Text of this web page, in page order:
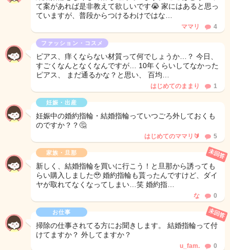
て案があれば是非教えて欲しいです😭 家にはあると思っ
ていますが、普段からつけるわけではな…
ママリ 4
ファッション・コスメ
ピアス、痒くならない材質って何でしょうか…？ 今日、
すごくなんとなくなんですが… 10年くらいしてなかった
ピアス、 まだ通るかな？と思い、 百均…
はじめてのままり 1
妊娠・出産
妊娠中の婚約指輪・結婚指輪っていつごろ外しておくも
のですか？？🤔
はじめてのママリ🔰‪ 5
家族・旦那
新しく、結婚指輪を買いに行こう！と旦那から誘っても
らい購入しました🥹 婚約指輪も貰ったんですけど、ダイ
ヤが取れてなくなってしまい…笑 婚約指…
未回答
な 0
お仕事
掃除の仕事されてる方にお聞きします。 結婚指輪って付
けてますか？ 外してますか？
未回答
u_fam. 0